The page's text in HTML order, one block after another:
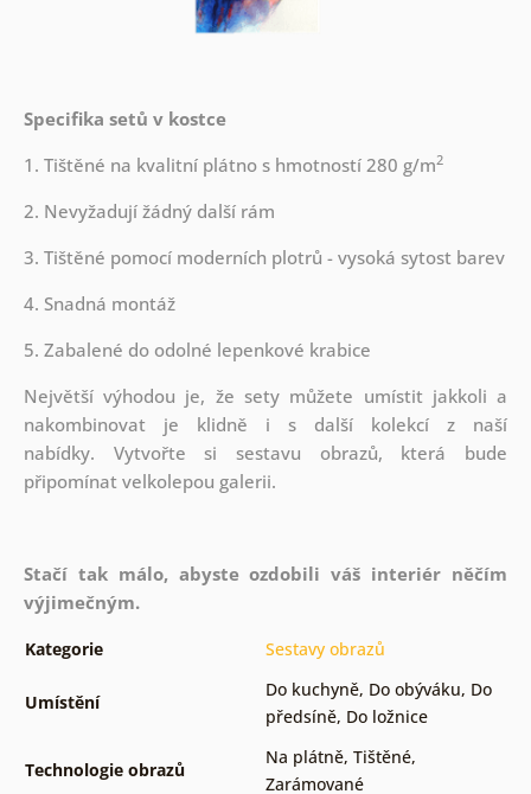
Specifika setů v kostce
1. Tištěné na kvalitní plátno s hmotností 280 g/m2
2. Nevyžadují žádný další rám
3. Tištěné pomocí moderních plotrů - vysoká sytost barev
4. Snadná montáž
5. Zabalené do odolné lepenkové krabice
Největší výhodou je, že sety můžete umístit jakkoli a
nakombinovat je klidně i s další kolekcí z naší
nabídky. Vytvořte si sestavu obrazů, která bude
připomínat velkolepou galerii.
Stačí tak málo, abyste ozdobili váš interiér něčím
výjimečným.
Kategorie Sestavy obrazů
Umístění
Do kuchyně, Do obýváku, Do
předsíně, Do ložnice
Technologie obrazů
Na plátně, Tištěné,
Zarámované